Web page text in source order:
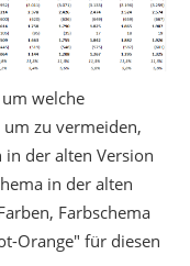
welche
zu vermeiden,
in der alten Version
in der alten
Farbschema
Orange" für diesen